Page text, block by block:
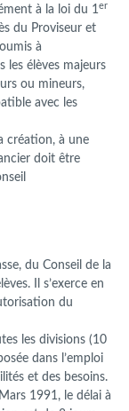
à la loi du 1er
du Proviseur et
à
les élèves majeurs
ou mineurs,
avec les
création, à une
doit être
du Conseil de la
Il s’exerce en
du
les divisions (10
dans l’emploi
et des besoins.
1991, le délai à